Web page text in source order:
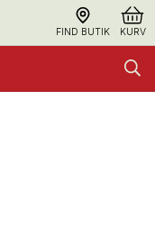
FIND BUTIK KURV